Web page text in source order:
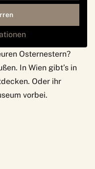
Osternestern?
In Wien gibt’s in
. Oder ihr
vorbei.